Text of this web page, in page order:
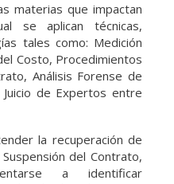
materias que impactan
se aplican técnicas,
tales como: Medición
Costo, Procedimientos
Análisis Forense de
de Expertos entre
la recuperación de
del Contrato,
a identificar